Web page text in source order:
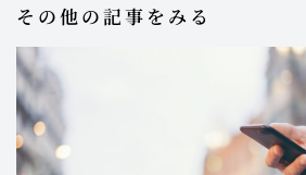
その他の記事をみる